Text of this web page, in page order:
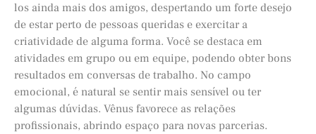
los ainda mais dos amigos, despertando um forte desejo
de estar perto de pessoas queridas e exercitar a
criatividade de alguma forma. Você se destaca em
atividades em grupo ou em equipe, podendo obter bons
resultados em conversas de trabalho. No campo
emocional, é natural se sentir mais sensível ou ter
algumas dúvidas. Vênus favorece as relações
profissionais, abrindo espaço para novas parcerias.